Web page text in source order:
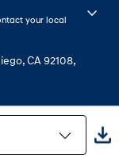
your local
CA 92108,